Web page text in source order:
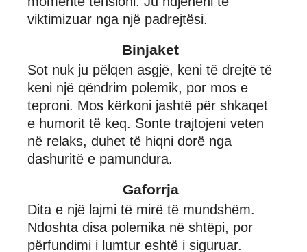
viktimizuar nga një padrejtësi.
Binjaket
Sot nuk ju pëlqen asgjë, keni të drejtë të
keni një qëndrim polemik, por mos e
teproni. Mos kërkoni jashtë për shkaqet
e humorit të keq. Sonte trajtojeni veten
në relaks, duhet të hiqni dorë nga
dashuritë e pamundura.
Gaforrja
Dita e një lajmi të mirë të mundshëm.
Ndoshta disa polemika në shtëpi, por
përfundimi i lumtur eshtë i siguruar.